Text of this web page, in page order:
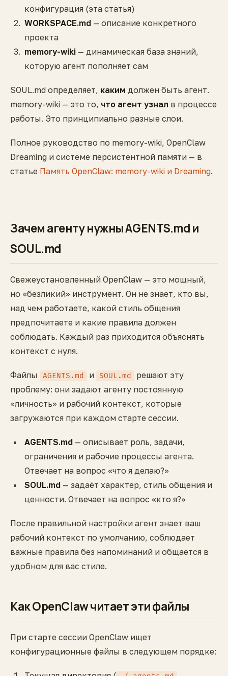
конфигурация (эта статья)
WORKSPACE.md — описание конкретного
проекта
memory-wiki — динамическая база знаний,
которую агент пополняет сам
SOUL.md определяет, каким должен быть агент.
memory-wiki — это то, что агент узнал в процессе
работы. Это принципиально разные слои.
Полное руководство по memory-wiki, OpenClaw
Dreaming и системе персистентной памяти — в
статье Память OpenClaw: memory-wiki и Dreaming.
Зачем агенту нужны AGENTS.md и
SOUL.md
Свежеустановленный OpenClaw — это мощный,
но «безликий» инструмент. Он не знает, кто вы,
над чем работаете, какой стиль общения
предпочитаете и какие правила должен
соблюдать. Каждый раз приходится объяснять
контекст с нуля.
Файлы AGENTS.md и SOUL.md
решают эту
проблему: они задают агенту постоянную
«личность» и рабочий контекст, которые
загружаются при каждом старте сессии.
AGENTS.md — описывает роль, задачи,
ограничения и рабочие процессы агента.
Отвечает на вопрос «что я делаю?»
SOUL.md — задаёт характер, стиль общения и
ценности. Отвечает на вопрос «кто я?»
После правильной настройки агент знает ваш
рабочий контекст по умолчанию, соблюдает
важные правила без напоминаний и общается в
удобном для вас стиле.
Как OpenClaw читает эти файлы
При старте сессии OpenClaw ищет
конфигурационные файлы в следующем порядке: